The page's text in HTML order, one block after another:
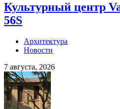
Культурный центр
56S
Архитектура
Новости
7 августа, 2026